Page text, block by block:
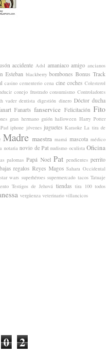
accidente Adsl amaniaco amigo ancianos
Esteban blackberry bombones Bonus Track
casino cementerio cena cine coches Colesterol
conejo frustrado consumismo Controladores
vader dentista digestión dinero Dóctor ducha
Fanarts fanservice Felicitación Fito
gran hermano guión halloween Harry Potter
iphone jóvenes juguetes Karaoke La tira de
Madre maestra mamá mascota médico
notaria novio de Pat nudismo oculista Oficina
palomas Papá Noel Pat pendientes perrito
regalos Reyes Magos Sahara Occidental
star wars superhéroes supermercado tacos Tatuaje
Testigos de Jehová tiendas tira 100 todos
vergüenza veterinario villancicos
0 2